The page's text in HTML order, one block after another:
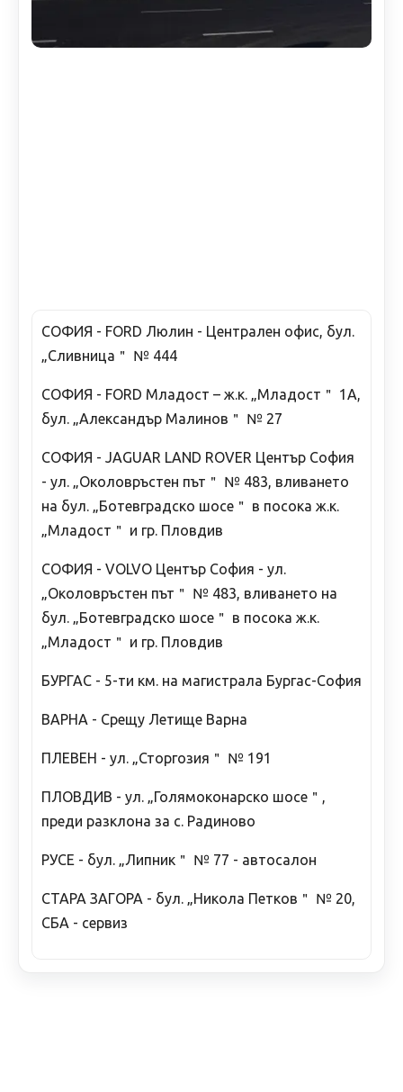
СОФИЯ - FORD Люлин - Централен офис, бул.
„Сливница＂ № 444
СОФИЯ - FORD Младост – ж.к. „Младост＂ 1А,
бул. „Александър Малинов＂ № 27
СОФИЯ - JAGUAR LAND ROVER Център София
- ул. „Околовръстен път＂ № 483, вливането
на бул. „Ботевградско шосе＂ в посока ж.к.
„Младост＂ и гр. Пловдив
СОФИЯ - VOLVO Център София - ул.
„Околовръстен път＂ № 483, вливането на
бул. „Ботевградско шосе＂ в посока ж.к.
„Младост＂ и гр. Пловдив
БУРГАС - 5-ти км. на магистрала Бургас-София
ВАРНА - Срещу Летище Варна
ПЛЕВЕН - ул. „Сторгозия＂ № 191
ПЛОВДИВ - ул. „Голямоконарско шосе＂,
преди разклона за с. Радиново
РУСЕ - бул. „Липник＂ № 77 - автосалон
СТАРА ЗАГОРА - бул. „Никола Петков＂ № 20,
СБА - сервиз